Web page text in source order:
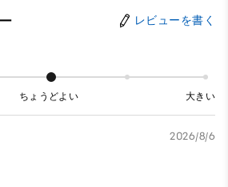
レビューを書く
ちょうどよい 大きい
2026/8/6